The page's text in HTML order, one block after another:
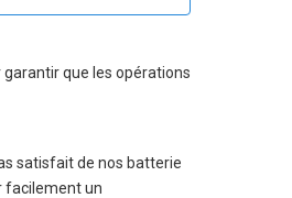
que les opérations
satisfait de nos batterie
facilement un